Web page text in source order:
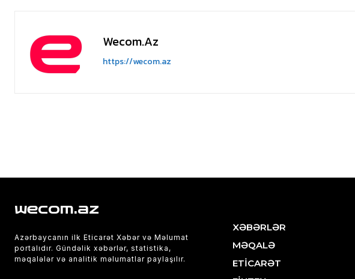
Wecom.az
https://wecom.az
wecom.az
Azərbaycanın ilk Eticarət Xəbər və Məlumat
portalıdır. Gündəlik xəbərlər, statistika,
məqalələr və analitik məlumatlar paylaşılır.
XƏBƏRLƏR
MƏQALƏ
ETİCARƏT